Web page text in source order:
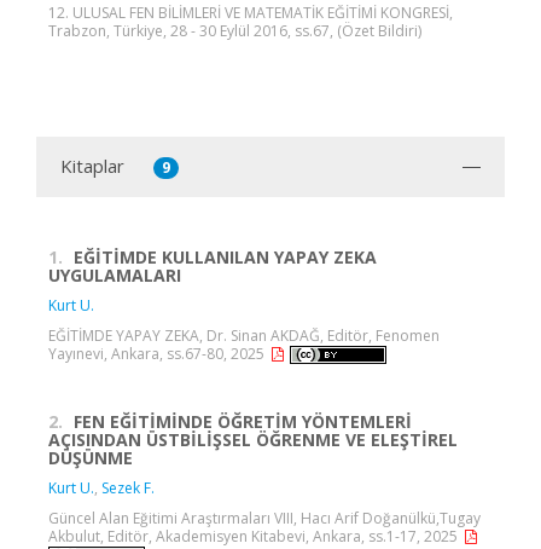
12. ULUSAL FEN BİLİMLERİ VE MATEMATİK EĞİTİMİ KONGRESİ,
Trabzon, Türkiye, 28 - 30 Eylül 2016, ss.67, (Özet Bildiri)
Kitaplar 9
1. EĞİTİMDE KULLANILAN YAPAY ZEKA
UYGULAMALARI
Kurt U.
EĞİTİMDE YAPAY ZEKA, Dr. Sinan AKDAĞ, Editör, Fenomen
Yayınevi, Ankara, ss.67-80, 2025
2. FEN EĞİTİMİNDE ÖĞRETİM YÖNTEMLERİ
AÇISINDAN ÜSTBİLİŞSEL ÖĞRENME VE ELEŞTİREL
DÜŞÜNME
Kurt U., Sezek F.
Güncel Alan Eğitimi Araştırmaları VIII, Hacı Arif Doğanülkü,Tugay
Akbulut, Editör, Akademisyen Kitabevi, Ankara, ss.1-17, 2025